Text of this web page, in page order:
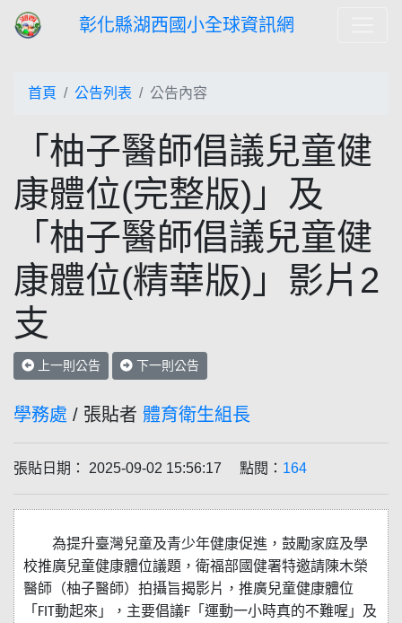
彰化縣湖西國小全球資訊網
首頁 公告列表 公告內容
「柚子醫師倡議兒童健
康體位(完整版)」及
「柚子醫師倡議兒童健
康體位(精華版)」影片2
支
上一則公告 下一則公告
學務處 / 張貼者 體育衛生組長
張貼日期： 2025-09-02 15:56:17 點閱： 164
為提升臺灣兒童及青少年健康促進，鼓勵家庭及學
校推廣兒童健康體位議題，衛福部國健署特邀請陳木榮
醫師（柚子醫師）拍攝旨揭影片，推廣兒童健康體位
「 FIT動起來」，主要倡議F 「運動一小時真的不難喔」及